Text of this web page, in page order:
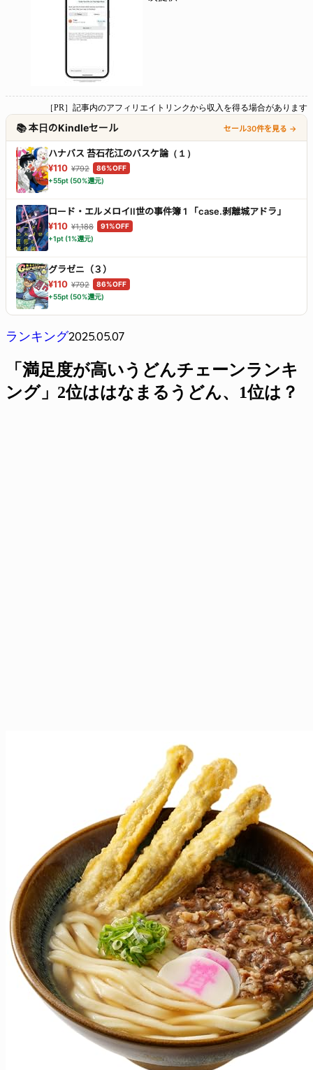
［PR］記事内のアフィリエイトリンクから収入を得る場合があります
📚 本日のKindleセール セール30件を見る →
ハナバス 苔石花江のバスケ論（１）
¥110 ¥792
86%OFF
+55pt (50%還元)
ロード・エルメロイII世の事件簿 1 「case.剥離城アドラ」
¥110 ¥1,188
91%OFF
+1pt (1%還元)
グラゼニ（３）
¥110 ¥792
86%OFF
+55pt (50%還元)
ランキング2025.05.07
「満足度が高いうどんチェーンランキ
ング」2位ははなまるうどん、1位は？